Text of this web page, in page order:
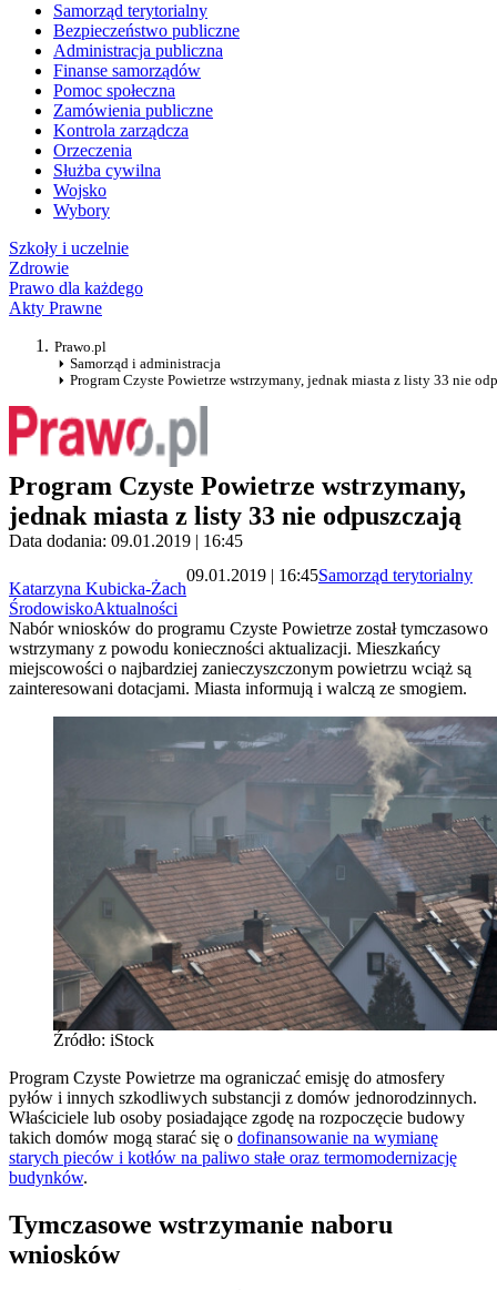
Samorząd terytorialny
Bezpieczeństwo publiczne
Administracja publiczna
Finanse samorządów
Pomoc społeczna
Zamówienia publiczne
Kontrola zarządcza
Orzeczenia
Służba cywilna
Wojsko
Wybory
Szkoły i uczelnie
Zdrowie
Prawo dla każdego
Akty Prawne
Prawo.pl
Samorząd i administracja
Program Czyste Powietrze wstrzymany, jednak miasta z listy 33 nie
Program Czyste Powietrze wstrzymany,
jednak miasta z listy 33 nie odpuszczają
Data dodania: 09.01.2019 | 16:45
Katarzyna Kubicka-Żach
09.01.2019 | 16:45Samorząd terytorialny
ŚrodowiskoAktualności
Nabór wniosków do programu Czyste Powietrze został tymczasowo
wstrzymany z powodu konieczności aktualizacji. Mieszkańcy
miejscowości o najbardziej zanieczyszczonym powietrzu wciąż są
zainteresowani dotacjami. Miasta informują i walczą ze smogiem.
Źródło: iStock
Program Czyste Powietrze ma ograniczać emisję do atmosfery
pyłów i innych szkodliwych substancji z domów jednorodzinnych.
Właściciele lub osoby posiadające zgodę na rozpoczęcie budowy
takich domów mogą starać się o dofinansowanie na wymianę
starych pieców i kotłów na paliwo stałe oraz termomodernizację
budynków.
Tymczasowe wstrzymanie naboru
wniosków